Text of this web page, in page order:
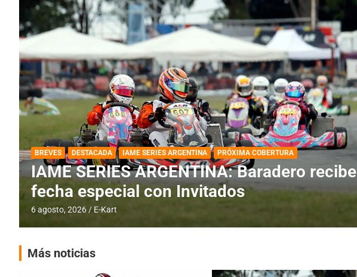
DESTACADA IAME SERIES ARGENTINA
IAME SERIES ARGENTINA: Horarios para la
fecha con Invitados
4 agosto, 2026 E-Kart
Más noticias